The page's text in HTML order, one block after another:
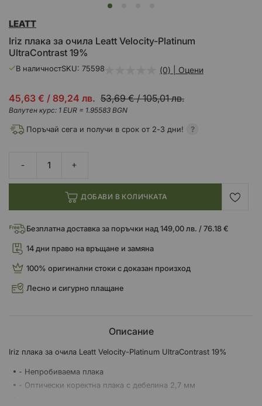
към
на
галерия
със
Iriz плака за очила Leatt Velocity-Platinum
UltraContrast 19%
LEATT
В наличностSKU 75598 (0) | Оцени
Промо
цена
45,63 € / 89,24 лв. 53,69 €/105,01 лв.
Валутен курс: 1 EUR = 1.95583 BGN
Поръчай сега и получи в срок от 2-3 дни!
ДОБАВИ В КОЛИЧКАТА
Безплатна доставка за поръчки над 149,00 лв. / 76.18 €
14 дни право на връщане и замяна
100% оригинални стоки с доказан произход
Лесно и сигурно плащане
Описание
Iriz плака за очила Leatt Velocity-Platinum UltraContrast 19%
- Непробиваема плака
- Оптически коректна плака с дебелина 2,7 мм